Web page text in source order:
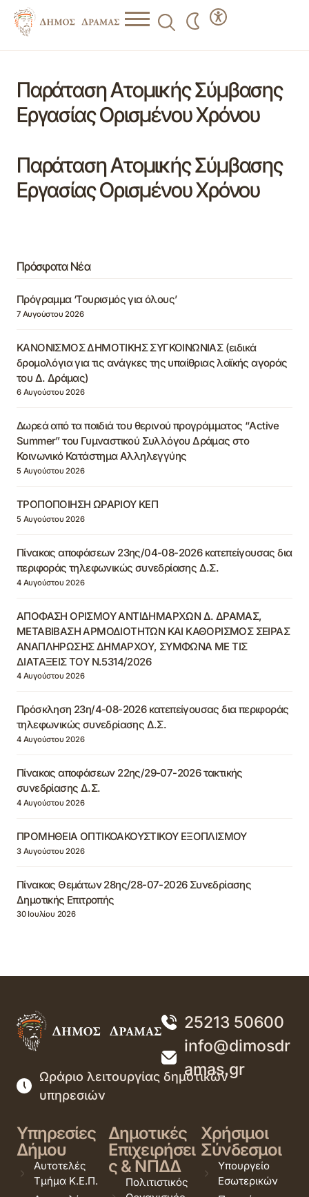
Παράταση Ατομικής Σύμβασης
Εργασίας Ορισμένου Χρόνου
Παράταση Ατομικής Σύμβασης
Εργασίας Ορισμένου Χρόνου
Πρόσφατα Νέα
Πρόγραμμα ‘Τουρισμός για όλους’
7 Αυγούστου 2026
ΚΑΝΟΝΙΣΜΟΣ ΔΗΜΟΤΙΚΗΣ ΣΥΓΚΟΙΝΩΝΙΑΣ (ειδικά
δρομολόγια για τις ανάγκες της υπαίθριας λαϊκής αγοράς
του Δ. Δράμας)
6 Αυγούστου 2026
Δωρεά από τα παιδιά του θερινού προγράμματος “Active
Summer” του Γυμναστικού Συλλόγου Δράμας στο
Κοινωνικό Κατάστημα Αλληλεγγύης
5 Αυγούστου 2026
ΤΡΟΠΟΠΟΙΗΣΗ ΩΡΑΡΙΟΥ ΚΕΠ
5 Αυγούστου 2026
Πίνακας αποφάσεων 23ης/04-08-2026 κατεπείγουσας δια
περιφοράς τηλεφωνικώς συνεδρίασης Δ.Σ.
4 Αυγούστου 2026
ΑΠΟΦΑΣΗ ΟΡΙΣΜΟΥ ΑΝΤΙΔΗΜΑΡΧΩΝ Δ. ΔΡΑΜΑΣ,
ΜΕΤΑΒΙΒΑΣΗ ΑΡΜΟΔΙΟΤΗΤΩΝ ΚΑΙ ΚΑΘΟΡΙΣΜΟΣ ΣΕΙΡΑΣ
ΑΝΑΠΛΗΡΩΣΗΣ ΔΗΜΑΡΧΟΥ, ΣΥΜΦΩΝΑ ΜΕ ΤΙΣ
ΔΙΑΤΑΞΕΙΣ ΤΟΥ Ν.5314/2026
4 Αυγούστου 2026
Πρόσκληση 23η/4-08-2026 κατεπείγουσας δια περιφοράς
τηλεφωνικώς συνεδρίασης Δ.Σ.
4 Αυγούστου 2026
Πίνακας αποφάσεων 22ης/29-07-2026 τακτικής
συνεδρίασης Δ.Σ.
4 Αυγούστου 2026
ΠΡΟΜΗΘΕΙΑ ΟΠΤΙΚΟΑΚΟΥΣΤΙΚΟΥ ΕΞΟΠΛΙΣΜΟΥ
3 Αυγούστου 2026
Πίνακας Θεμάτων 28ης/28-07-2026 Συνεδρίασης
Δημοτικής Επιτροπής
30 Ιουλίου 2026
25213 50600
info@dimosdr
amas.gr
Ωράριο λειτουργίας δημοτικών
υπηρεσιών
Υπηρεσίες
Δήμου
Αυτοτελές
Τμήμα Κ.Ε.Π.
Δημοτικές
Επιχειρήσει
ς & ΝΠΔΔ
Πολιτιστικός
Χρήσιμοι
Σύνδεσμοι
Υπουργείο
Εσωτερικών